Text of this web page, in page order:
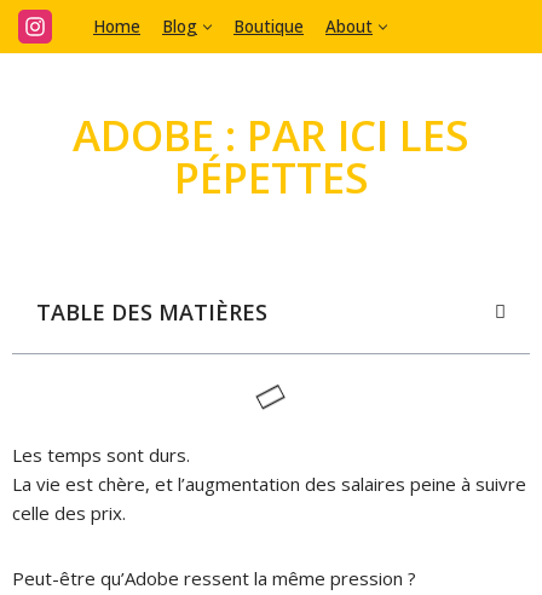
contenu
Home Blog Boutique About
ADOBE : PAR ICI LES
PÉPETTES
TABLE DES MATIÈRES
Les temps sont durs.
La vie est chère, et l’augmentation des salaires peine à suivre
celle des prix.
Peut-être qu’Adobe ressent la même pression ?